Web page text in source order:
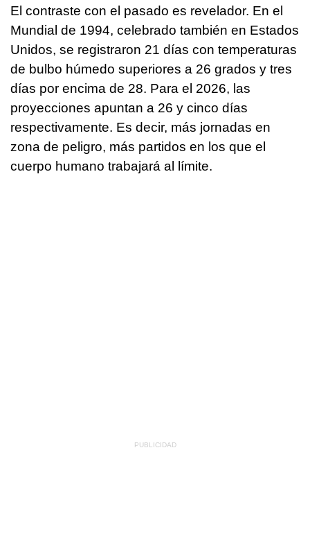
El contraste con el pasado es revelador. En el
Mundial de 1994, celebrado también en Estados
Unidos, se registraron 21 días con temperaturas
de bulbo húmedo superiores a 26 grados y tres
días por encima de 28. Para el 2026, las
proyecciones apuntan a 26 y cinco días
respectivamente. Es decir, más jornadas en
zona de peligro, más partidos en los que el
cuerpo humano trabajará al límite.